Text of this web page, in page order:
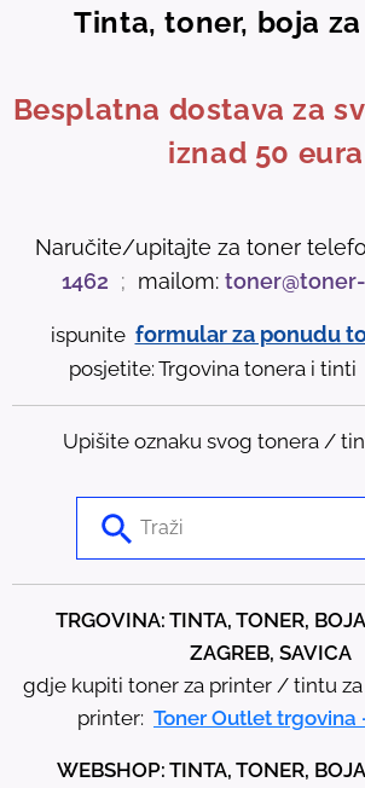
Tinta, toner, boja
Besplatna dostava za
iznad 50
Naručite/upitajte za toner
1462 ; mailom:
ispunite formular za ponudu
posjetite: Trgovina tonera i tinti
Upišite oznaku svog tonera /
TRGOVINA: TINTA, TONER,
ZAGREB, SAVICA
gdje kupiti toner za printer / tintu
printer: Toner Outlet trgovina
WEBSHOP: TINTA, TONER,